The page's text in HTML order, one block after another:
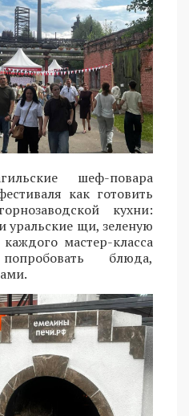
шеф-повара
как готовить
кухни:
уральские щи, зеленую
мастер-класса
блюда,